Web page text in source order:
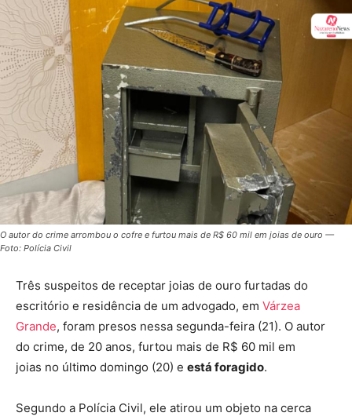
O autor do crime arrombou o cofre e furtou mais de R$ 60 mil em joias de ouro —
Foto: Polícia Civil
Três suspeitos de receptar joias de ouro furtadas do
escritório e residência de um advogado, em Várzea
Grande, foram presos nessa segunda-feira (21). O autor
do crime, de 20 anos, furtou mais de R$ 60 mil em
joias no último domingo (20) e está foragido.
Segundo a Polícia Civil, ele atirou um objeto na cerca